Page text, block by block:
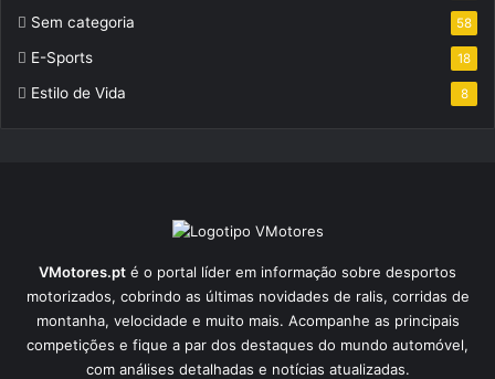
Sem categoria 58
E-Sports 18
Estilo de Vida 8
VMotores.pt é o portal líder em informação sobre desportos
motorizados, cobrindo as últimas novidades de ralis, corridas de
montanha, velocidade e muito mais. Acompanhe as principais
competições e fique a par dos destaques do mundo automóvel,
com análises detalhadas e notícias atualizadas.